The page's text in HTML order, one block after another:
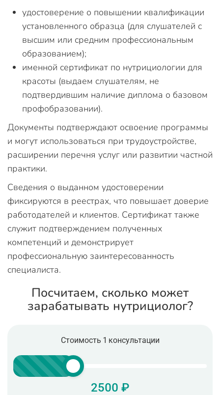
удостоверение о повышении квалификации
установленного образца (для слушателей с
высшим или средним профессиональным
образованием);
именной сертификат по нутрициологии для
красоты (выдаем слушателям, не
подтвердившим наличие диплома о базовом
профобразовании).
Документы подтверждают освоение программы
и могут использоваться при трудоустройстве,
расширении перечня услуг или развитии частной
практики.
Сведения о выданном удостоверении
фиксируются в реестрах, что повышает доверие
работодателей и клиентов. Сертификат также
служит подтверждением полученных
компетенций и демонстрирует
профессиональную заинтересованность
специалиста.
Посчитаем, сколько может
зарабатывать нутрициолог?
Стоимость 1 консультации
2500 ₽